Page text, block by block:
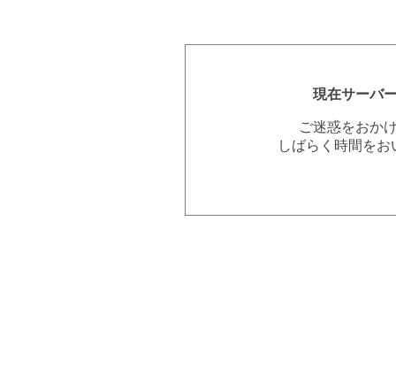
現在サーバ
ご迷惑をおか
しばらく時間を